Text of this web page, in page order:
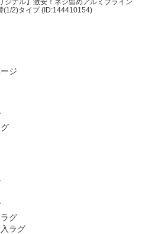
(1/2)タイプ (ID:144410154)
ジ
グ
ラグ